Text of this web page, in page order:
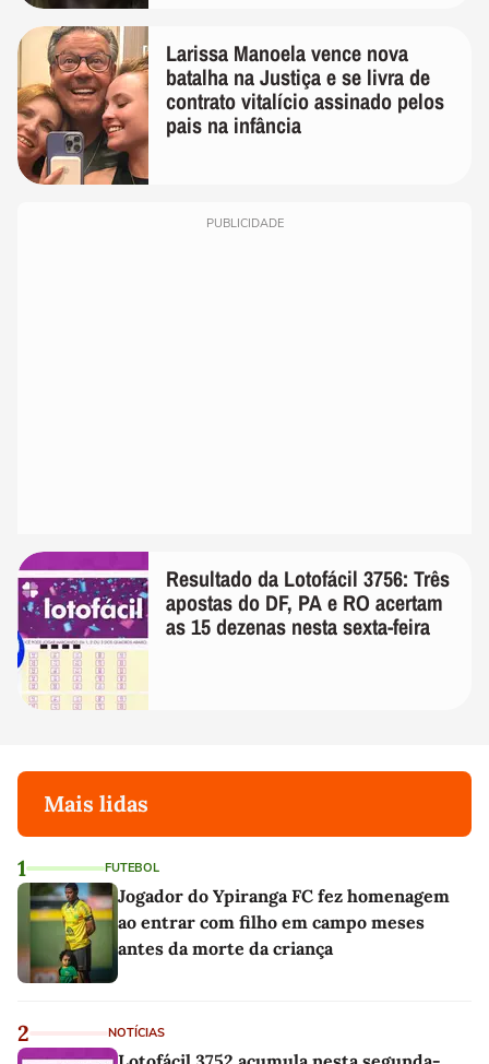
Larissa Manoela vence nova
batalha na Justiça e se livra de
contrato vitalício assinado pelos
pais na infância
PUBLICIDADE
Resultado da Lotofácil 3756: Três
apostas do DF, PA e RO acertam
as 15 dezenas nesta sexta-feira
Mais lidas
1 FUTEBOL
Jogador do Ypiranga FC fez homenagem
ao entrar com filho em campo meses
antes da morte da criança
2 NOTÍCIAS